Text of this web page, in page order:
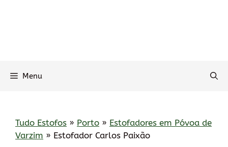
Menu
Tudo Estofos » Porto » Estofadores em Póvoa de
Varzim » Estofador Carlos Paixão